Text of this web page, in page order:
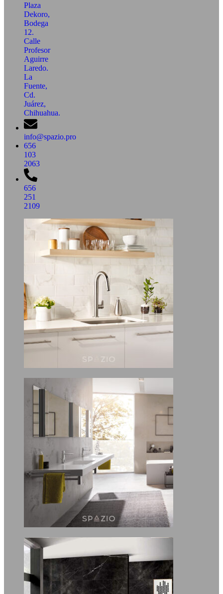
Plaza
Dekoro,
Bodega
12.
Calle
Profesor
Aguirre
Laredo.
La
Fuente,
Cd.
Juárez,
Chihuahua.
info@spazio.pro
656
103
2063
656
251
2109